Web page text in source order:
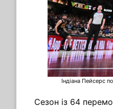
Індіана Пейсерс
Сезон із 64